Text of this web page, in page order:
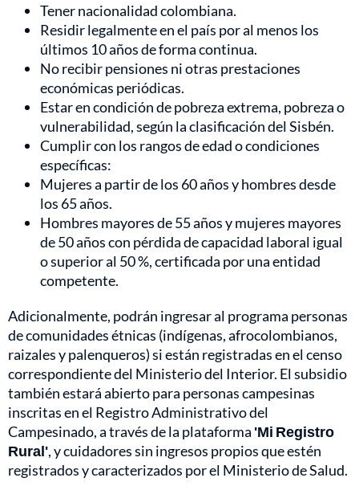
Tener nacionalidad colombiana.
Residir legalmente en el país por al menos los
últimos 10 años de forma continua.
No recibir pensiones ni otras prestaciones
económicas periódicas.
Estar en condición de pobreza extrema, pobreza o
vulnerabilidad, según la clasificación del Sisbén.
Cumplir con los rangos de edad o condiciones
específicas:
Mujeres a partir de los 60 años y hombres desde
los 65 años.
Hombres mayores de 55 años y mujeres mayores
de 50 años con pérdida de capacidad laboral igual
o superior al 50 %, certificada por una entidad
competente.
Adicionalmente, podrán ingresar al programa personas
de comunidades étnicas (indígenas, afrocolombianos,
raizales y palenqueros) si están registradas en el censo
correspondiente del Ministerio del Interior. El subsidio
también estará abierto para personas campesinas
inscritas en el Registro Administrativo del
Campesinado, a través de la plataforma 'Mi Registro
Rural', y cuidadores sin ingresos propios que estén
registrados y caracterizados por el Ministerio de Salud.